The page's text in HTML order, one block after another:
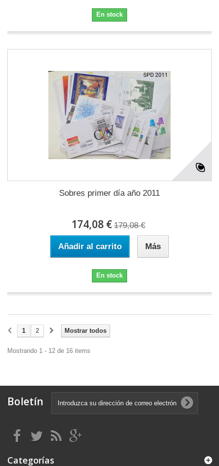
En stock
Sobres primer día año 2011
174,08 € 179,08 €
Añadir al carrito Más
En stock
Mostrar todos
1 2
Mostrando 1 - 12 de 16 items
Boletín
Categorías